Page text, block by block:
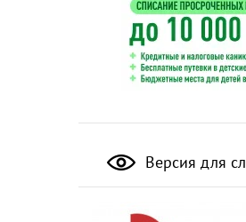
Версия для